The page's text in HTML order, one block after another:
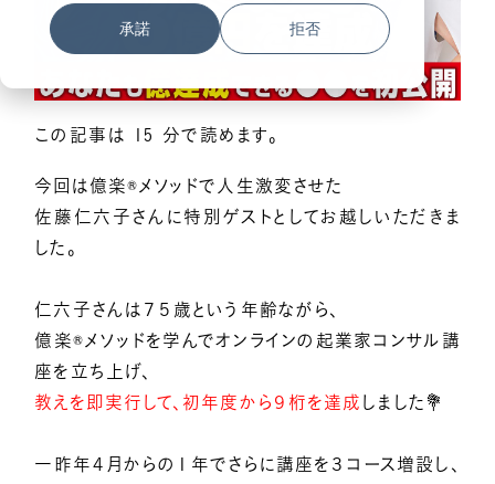
承諾 拒否
億楽 当たり前ゼロ感謝® 360度許し
オンライン講座一覧
億楽®集中講座
イベントギャラリー
この記事は 15 分で読めます。
今回は億楽®メソッドで人生激変させた
佐藤仁六子さんに特別ゲストとしてお越しいただきま
した。
仁六子さんは７５歳という年齢ながら、
億楽®メソッドを学んでオンラインの起業家コンサル講
座を立ち上げ、
教えを即実行して、初年度から９桁を達成 しました💐
一昨年４月からの１年でさらに講座を３コース増設し、